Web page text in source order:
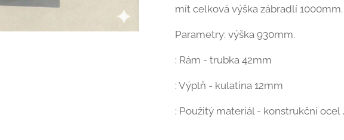
mít celková výška zábradlí 1000mm.
Parametry: výška 930mm.
: Rám - trubka 42mm
: Výplň - kulatina 12mm
: Použitý materiál - konstrukční ocel